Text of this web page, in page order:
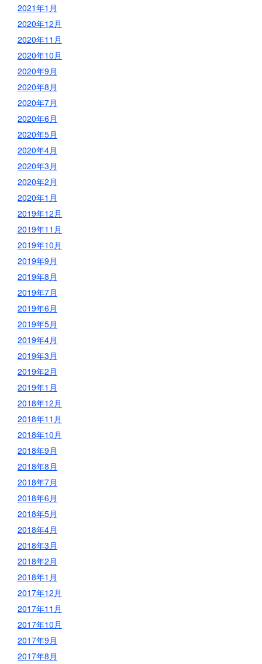
2021年1月
2020年12月
2020年11月
2020年10月
2020年9月
2020年8月
2020年7月
2020年6月
2020年5月
2020年4月
2020年3月
2020年2月
2020年1月
2019年12月
2019年11月
2019年10月
2019年9月
2019年8月
2019年7月
2019年6月
2019年5月
2019年4月
2019年3月
2019年2月
2019年1月
2018年12月
2018年11月
2018年10月
2018年9月
2018年8月
2018年7月
2018年6月
2018年5月
2018年4月
2018年3月
2018年2月
2018年1月
2017年12月
2017年11月
2017年10月
2017年9月
2017年8月